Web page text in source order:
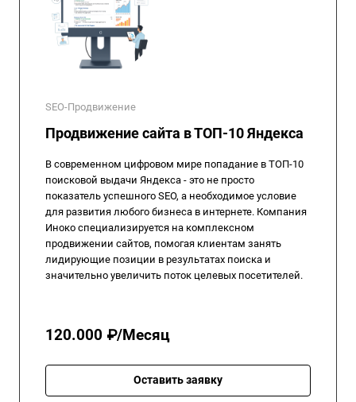
SEO-Продвижение
Продвижение сайта в ТОП-10 Яндекса
В современном цифровом мире попадание в ТОП-10
поисковой выдачи Яндекса - это не просто
показатель успешного SEO, а необходимое условие
для развития любого бизнеса в интернете. Компания
Иноко специализируется на комплексном
продвижении сайтов, помогая клиентам занять
лидирующие позиции в результатах поиска и
значительно увеличить поток целевых посетителей.
120.000 ₽/Месяц
Оставить заявку